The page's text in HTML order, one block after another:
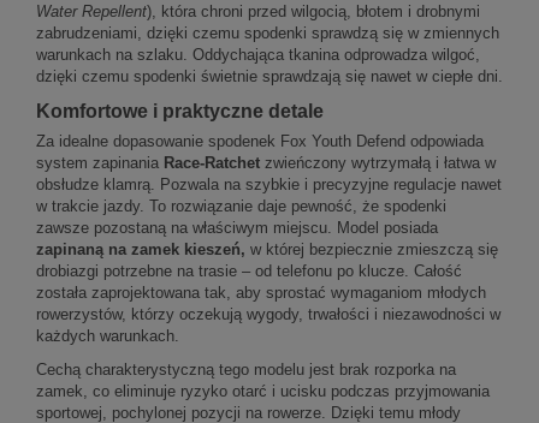
Water Repellent), która chroni przed wilgocią, błotem i drobnymi
zabrudzeniami, dzięki czemu spodenki sprawdzą się w zmiennych
warunkach na szlaku. Oddychająca tkanina odprowadza wilgoć,
dzięki czemu spodenki świetnie sprawdzają się nawet w ciepłe dni.
Komfortowe i praktyczne detale
Za idealne dopasowanie spodenek Fox Youth Defend odpowiada
system zapinania Race-Ratchet zwieńczony wytrzymałą i łatwa w
obsłudze klamrą. Pozwala na szybkie i precyzyjne regulacje nawet
w trakcie jazdy. To rozwiązanie daje pewność, że spodenki
zawsze pozostaną na właściwym miejscu. Model posiada
zapinaną na zamek kieszeń, w której bezpiecznie zmieszczą się
drobiazgi potrzebne na trasie – od telefonu po klucze. Całość
została zaprojektowana tak, aby sprostać wymaganiom młodych
rowerzystów, którzy oczekują wygody, trwałości i niezawodności w
każdych warunkach.
Cechą charakterystyczną tego modelu jest brak rozporka na
zamek, co eliminuje ryzyko otarć i ucisku podczas przyjmowania
sportowej, pochylonej pozycji na rowerze. Dzięki temu młody